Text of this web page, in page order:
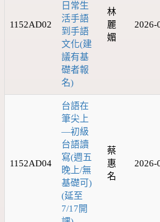
1152AD02
日常生
活手語
到手語
文化(建
議有基
礎者報
名)
林
麗
媚
2026-
1152AD04
台語在
筆尖上
—初級
台語讀
寫(週五
晚上/無
基礎可)
(延至
7/17開
蔡
惠
名
2026-